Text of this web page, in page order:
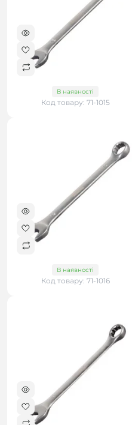
В наявності
Код товару: 71-1015
В наявності
Код товару: 71-1016